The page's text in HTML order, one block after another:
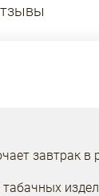
завтрак в